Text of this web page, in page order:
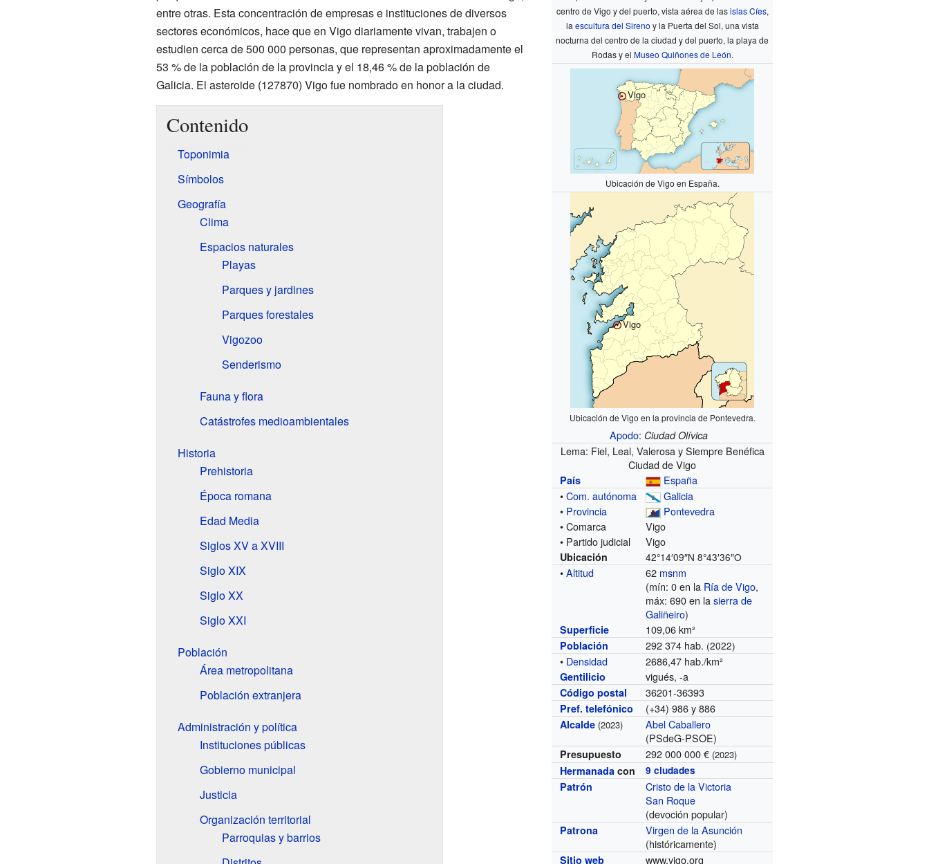
centro de Vigo y del puerto, vista aérea de lasislas Cíes,
la escultura del Sireno y la Puerta del Sol, una vista
nocturna del centro de la ciudad y del puerto, la playa de
Rodas y el Museo Quiñones de León.
Vigo
Ubicación de Vigo en España.
Vigo
Ubicación de Vigo en la provincia de Pontevedra.
Apodo: Ciudad Olívica
Lema: Fiel, Leal, Valerosa y Siempre Benéfica
Ciudad de Vigo
País
España
•Com. autónoma
Galicia
• Provincia
Pontevedra
• Comarca
Vigo
• Partido judicial
Vigo
Ubicación 42°14′09″N 8°43′36″O
•Altitud 62 msnm
(mín: 0 en la Ría de Vigo,
máx: 690 en lasierra de
Galiñeiro)
Superficie 109,06 km²
Población 292 374 hab. (2022)
• Densidad 2686,47 hab./km²
Gentilicio vigués, -a
Código postal 36201-36393
Pref. telefónico (+34) 986 y 886
Alcalde (2023)
Abel Caballero
(PSdeG-PSOE)
Presupuesto 292 000 000 € (2023)
Hermanada con 9 ciudades
Patrón
Cristo de la Victoria
San Roque
(devoción popular)
Patrona
Virgen de la Asunción
(históricamente)
Sitio web www.vigo.org
entre otras. Esta concentración de empresas e instituciones de diversos
sectores económicos, hace que en Vigo diariamente vivan, trabajen o
estudien cerca de 500 000 personas, que representan aproximadamente el
53 % de la población de la provincia y el 18,46 % de la población de
Galicia. El asteroide (127870) Vigo fue nombrado en honor a la ciudad.
Contenido
Toponimia
Símbolos
Geografía
Clima
Espacios naturales
Playas
Parques y jardines
Parques forestales
Vigozoo
Senderismo
Fauna y flora
Catástrofes medioambientales
Historia
Prehistoria
Época romana
Edad Media
Siglos XV a XVIII
Siglo XIX
Siglo XX
Siglo XXI
Población
Área metropolitana
Población extranjera
Administración y política
Instituciones públicas
Gobierno municipal
Justicia
Organización territorial
Parroquias y barrios